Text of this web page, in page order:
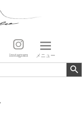
instagram メニュー